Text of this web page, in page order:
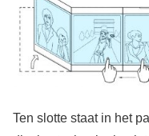
Ten slotte staat in het